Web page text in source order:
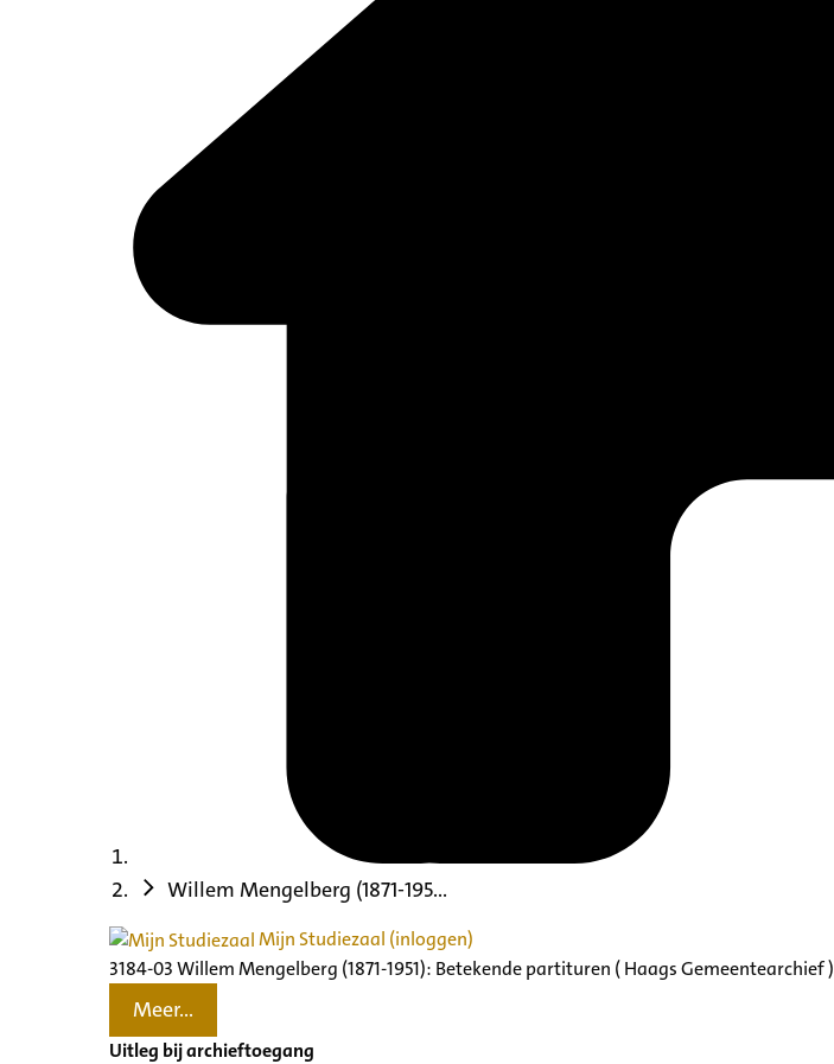
Willem Mengelberg (1871-195...
Mijn Studiezaal (inloggen)
3184-03 Willem Mengelberg (1871-1951): Betekende partituren ( Haags Gemeentearchief )
Meer...
Uitleg bij archieftoegang